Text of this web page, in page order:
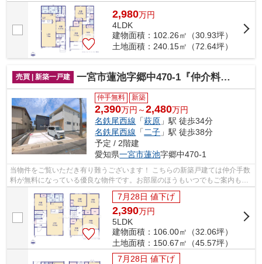
せて頂きますのでお気軽にお問合せ下...
2,980万円
4LDK
建物面積：102.26㎡（30.93坪）
土地面積：240.15㎡（72.64坪）
売買 | 新築一戸建 一宮市蓮池字郷中470-1『仲介料無料』新築戸建て
仲手無料 新築
2,390万円～2,480万円
名鉄尾西線 「萩原 」駅 徒歩34分
名鉄尾西線 「 二子 」駅 徒歩38分
予定 / 2階建
愛知県一宮市蓮池字郷中470-1
当物件をご覧いただき有り難うございます！ こちらの新築戸建ては仲介手数
料が無料になっている優良な物件です。お部屋のほうもいつでもご案内もさ
せて頂きますのでお気軽にお問合せ下...
7月28日 値下げ
2,390万円
5LDK
建物面積：106.00㎡（32.06坪）
土地面積：150.67㎡（45.57坪）
7月28日 値下げ